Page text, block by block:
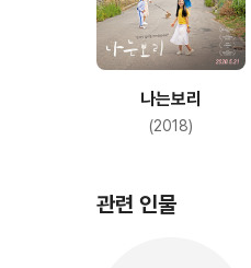
나는보리
(2018)
관련 인물